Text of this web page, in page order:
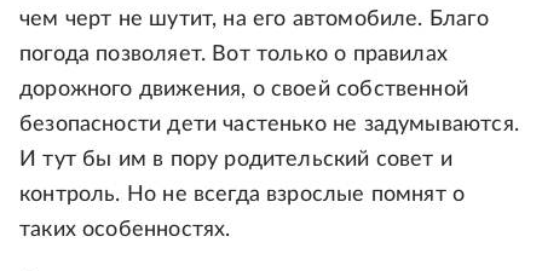
чем черт не шутит, на его автомобиле. Благо
погода позволяет. Вот только о правилах
дорожного движения, о своей собственной
безопасности дети частенько не задумываются.
И тут бы им в пору родительский совет и
контроль. Но не всегда взрослые помнят о
таких особенностях.